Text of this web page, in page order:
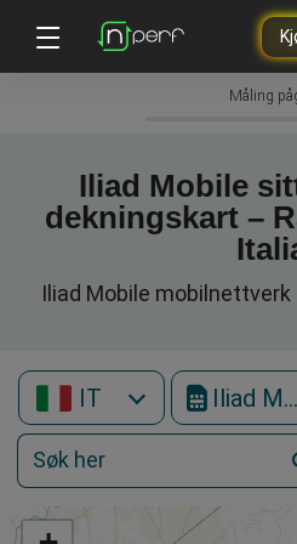
Måling
Iliad Mobile
dekningskart –
Iliad Mobile mobilnettverk
IT Iliad Mobile